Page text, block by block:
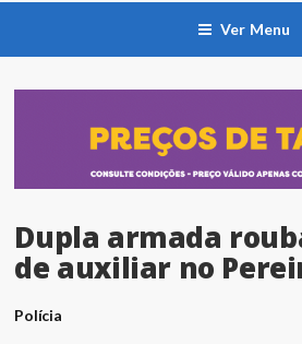
Ver Menu
Dupla armada
de auxiliar no
Polícia